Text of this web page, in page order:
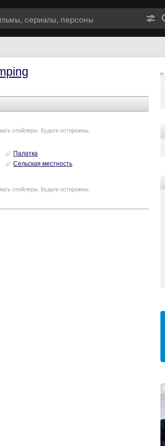
спойлеры. Будьте осторожны.
Палатка
Сельская местность
спойлеры. Будьте осторожны.